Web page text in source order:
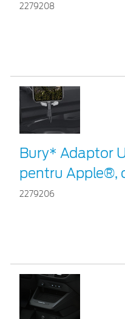
2279208
Bury* Adaptor
pentru Apple®,
2279206